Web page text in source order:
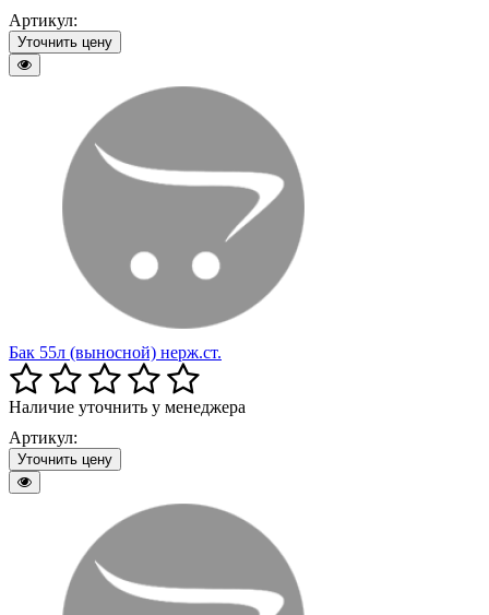
Артикул:
Уточнить цену
Бак 55л (выносной) нерж.ст.
Наличие уточнить у менеджера
Артикул:
Уточнить цену